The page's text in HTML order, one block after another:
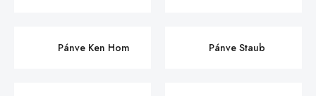
Pánve Ken Hom Pánve Staub